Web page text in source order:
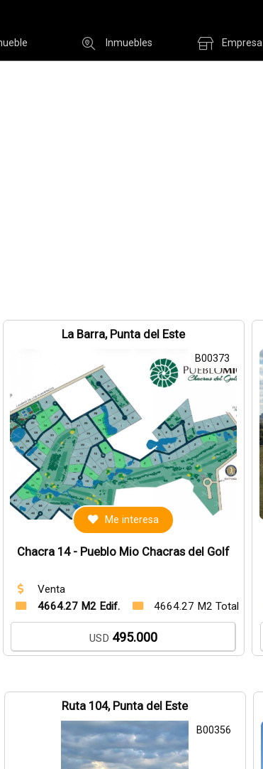
Usuario Inmuebles Empresa
La Barra, Punta del Este
B00373
Me interesa
Chacra 14 - Pueblo Mio Chacras del Golf
Venta
4664.27 M2 Edif.
4664.27 M2 Total
USD 495.000
Ruta 104, Punta del Este
B00356